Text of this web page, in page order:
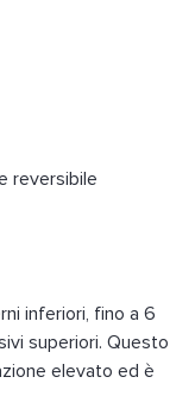
reversibile
inferiori, fino a 6
superiori. Questo
elevato ed è